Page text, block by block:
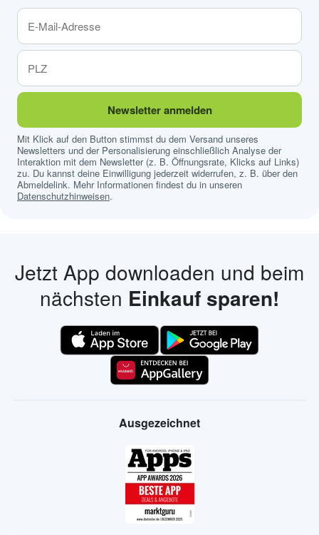
Newsletter anmelden
Mit Klick auf den Button stimmst du dem Versand unseres
Newsletters und der Personalisierung einschließlich Analyse der
Interaktion mit dem Newsletter (z. B. Öffnungsrate, Klicks auf Links)
zu. Du kannst deine Einwilligung jederzeit widerrufen, z. B. über den
Abmeldelink. Mehr Informationen findest du in unseren
Datenschutzhinweisen.
Jetzt App downloaden und beim
nächsten Einkauf sparen!
Ausgezeichnet